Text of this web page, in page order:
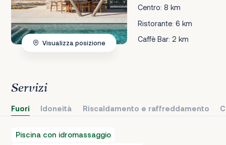
Centro: 8 km
Ristorante: 6 km
Caffè Bar: 2 km
Visualizza posizione
Servizi
Fuori Idoneità Riscaldamento e raffreddamento
Piscina con idromassaggio